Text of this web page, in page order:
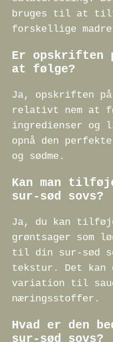
bruges til at
forskellige
Er opskriften
at følge?
Ja, opskriften
relativt nem at
ingredienser og
opnå den
og sødme.
Kan man
sur-sød sovs?
Ja, du kan
grøntsager som
til din sur-sød
tekstur. Det kan
variation til
næringsstoffer.
Hvad er den
sur-sød sovs?